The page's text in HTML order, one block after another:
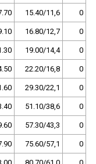
15.40/11,6 0
16.80/12,7 0
19.00/14,4 0
22.20/16,8 0
29.30/22,1 0
51.10/38,6 0
57.30/43,3 0
75.60/57,1 0